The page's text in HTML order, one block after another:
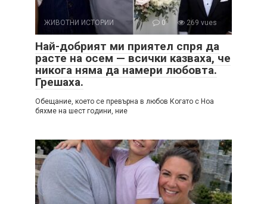
ЖИВОТНИ ИСТОРИИ 0 269 vues
Най-добрият ми приятел спря да
расте на осем — всички казваха, че
никога няма да намери любовта.
Грешаха.
Обещание, което се превърна в любов Когато с Ноа
бяхме на шест години, ние